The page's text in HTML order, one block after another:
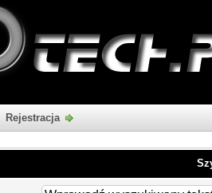
Rejestracja